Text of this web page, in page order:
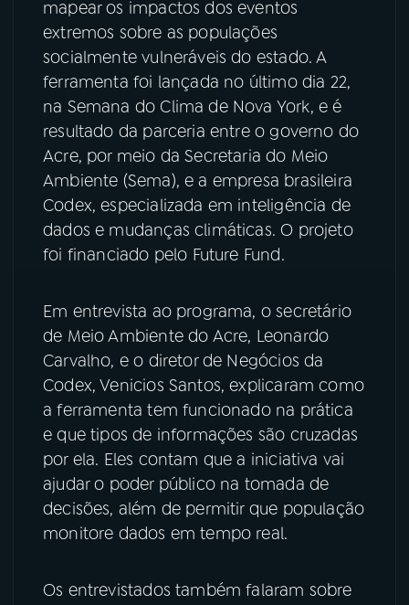
ACOMPANHE A RÁDIO NACIONAL
YouTube Facebook
Instagram X
TikTok
mapear os impactos dos eventos
extremos sobre as populações
socialmente vulneráveis do estado. A
ferramenta foi lançada no último dia 22,
na Semana do Clima de Nova York, e é
resultado da parceria entre o governo do
Acre, por meio da Secretaria do Meio
Ambiente (Sema), e a empresa brasileira
Codex, especializada em inteligência de
dados e mudanças climáticas. O projeto
foi financiado pelo Future Fund.
Em entrevista ao programa, o secretário
de Meio Ambiente do Acre, Leonardo
Carvalho, e o diretor de Negócios da
Codex, Venicios Santos, explicaram como
a ferramenta tem funcionado na prática
e que tipos de informações são cruzadas
por ela. Eles contam que a iniciativa vai
ajudar o poder público na tomada de
decisões, além de permitir que população
monitore dados em tempo real.
Os entrevistados também falaram sobre